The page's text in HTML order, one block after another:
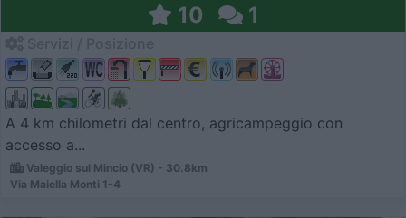
10 1
A 4 km chilometri dal centro, agricampeggio con
accesso a...
Valeggio sul Mincio (VR) - 30.8km
Via Maiella Monti 1-4